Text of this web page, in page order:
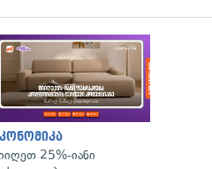
25%-იანი